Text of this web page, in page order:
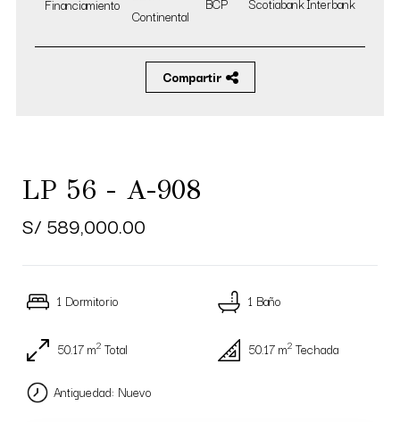
Financiamiento
Continental
Compartir
LP 56 - A-908
S/ 589,000.00
1 Dormitorio 1 Baño
50.17 m2 Total 50.17 m2 Techada
Antiguedad: Nuevo